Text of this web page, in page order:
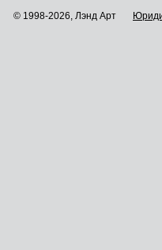
© 1998-2026, Лэнд Арт